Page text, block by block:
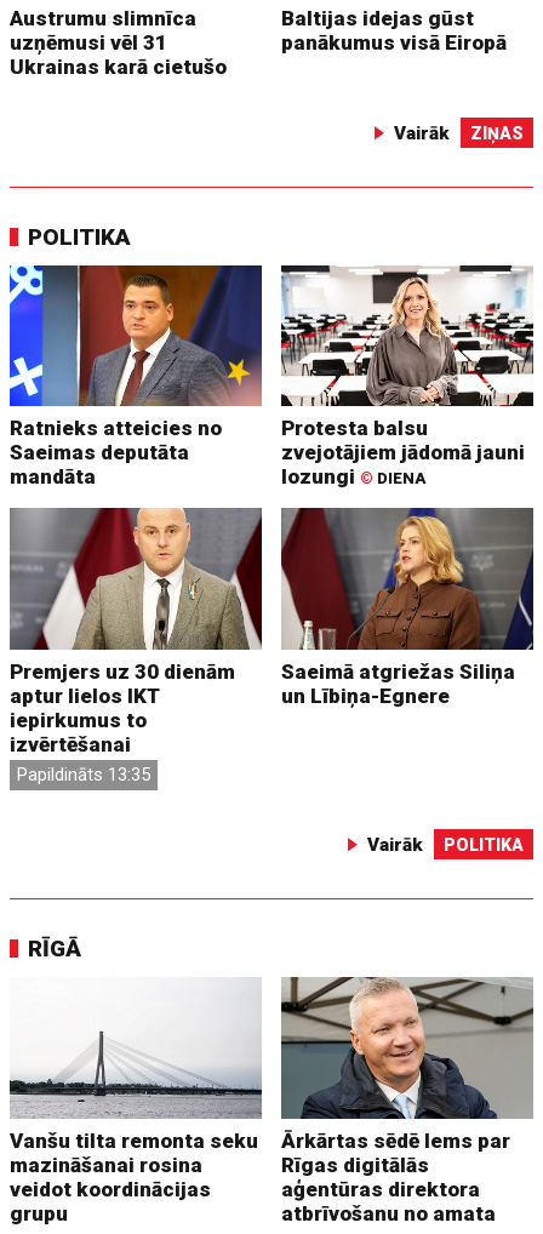
Austrumu slimnīca
uzņēmusi vēl 31
Ukrainas karā cietušo
Baltijas idejas gūst
panākumus visā Eiropā
Vairāk ZIŅAS
POLITIKA
Ratnieks atteicies no
Saeimas deputāta
mandāta
Protesta balsu
zvejotājiem jādomā jauni
lozungi © DIENA
Premjers uz 30 dienām
aptur lielos IKT
iepirkumus to
izvērtēšanai
Papildināts 13:35
Saeimā atgriežas Siliņa
un Lībiņa-Egnere
Vairāk POLITIKA
RĪGĀ
Vanšu tilta remonta seku
mazināšanai rosina
veidot koordinācijas
grupu
Ārkārtas sēdē lems par
Rīgas digitālās
aģentūras direktora
atbrīvošanu no amata